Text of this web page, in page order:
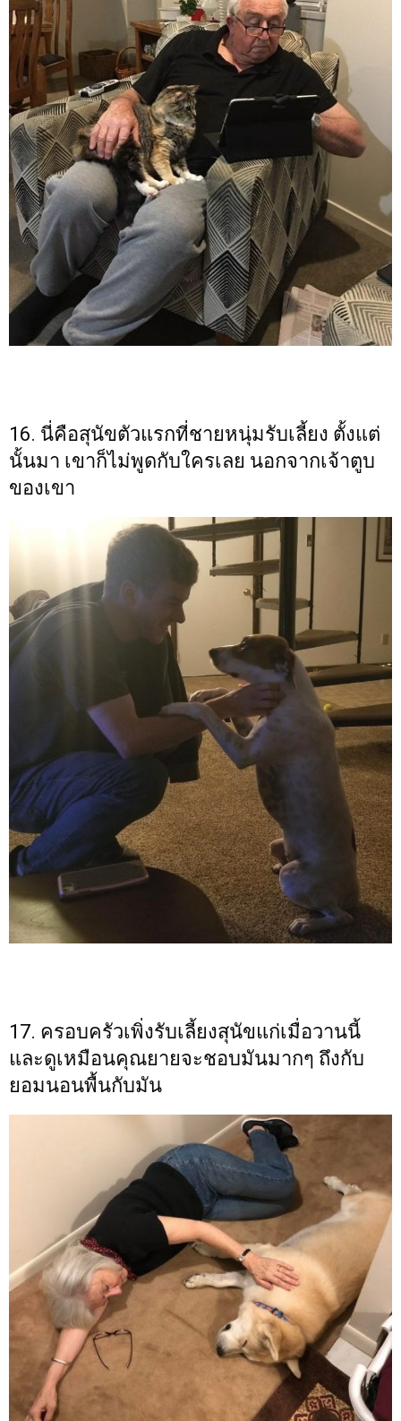
16. นี่คือสุนัขตัวแรกที่ชายหนุ่มรับเลี้ยง ตั้งแต่
นั้นมา เขาก็ไม่พูดกับใครเลย นอกจากเจ้าตูบ
ของเขา
17. ครอบครัวเพิ่งรับเลี้ยงสุนัขแก่เมื่อวานนี้
และดูเหมือนคุณยายจะชอบมันมากๆ ถึงกับ
ยอมนอนพื้นกับมัน